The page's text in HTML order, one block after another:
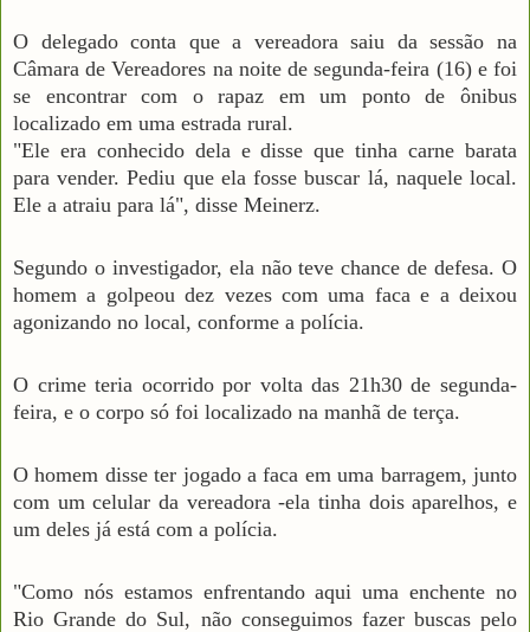
O delegado conta que a vereadora saiu da sessão na
Câmara de Vereadores na noite de segunda-feira (16) e foi
se encontrar com o rapaz em um ponto de ônibus
localizado em uma estrada rural.
"Ele era conhecido dela e disse que tinha carne barata
para vender. Pediu que ela fosse buscar lá, naquele local.
Ele a atraiu para lá", disse Meinerz.
Segundo o investigador, ela não teve chance de defesa. O
homem a golpeou dez vezes com uma faca e a deixou
agonizando no local, conforme a polícia.
O crime teria ocorrido por volta das 21h30 de segunda-
feira, e o corpo só foi localizado na manhã de terça.
O homem disse ter jogado a faca em uma barragem, junto
com um celular da vereadora -ela tinha dois aparelhos, e
um deles já está com a polícia.
"Como nós estamos enfrentando aqui uma enchente no
Rio Grande do Sul, não conseguimos fazer buscas pelo